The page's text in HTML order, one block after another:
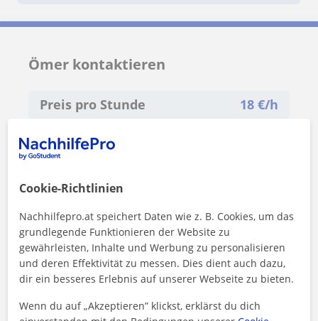
Ömer kontaktieren
Preis pro Stunde 18€/h
1. Lektion gratis
Cookie-Richtlinien
Nachhilfepro.at speichert Daten wie z. B. Cookies, um das
grundlegende Funktionieren der Website zu
gewährleisten, Inhalte und Werbung zu personalisieren
und deren Effektivität zu messen. Dies dient auch dazu,
dir ein besseres Erlebnis auf unserer Webseite zu bieten.
Wenn du auf „Akzeptieren” klickst, erklärst du dich